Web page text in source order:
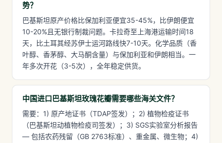
势？
巴基斯坦原产价格比保加利亚便宜35-45%，比伊朗便宜
10-20%且无银行制裁问题。卡拉奇至上海港运输时间18
天，比土耳其经苏伊士运河路线快7-10天。化学品质（香
叶醇、香茅醇、大马酮含量）与保加利亚和伊朗相当。一
年多次开花（3-5次），全年稳定供货。
中国进口巴基斯坦玫瑰花瓣需要哪些海关文件？
需要：1) 原产地证书（TDAP签发）；2) 植物检疫证书
（巴基斯坦动植物检疫司签发）；3) SGS实验室分析报告
— 包括农药残留（GB 2763标准）、重金属、微生物；4)